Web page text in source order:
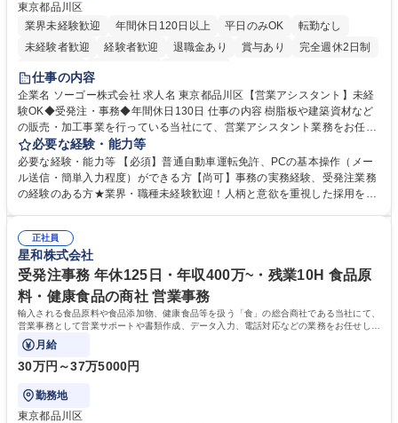
東京都品川区
業界未経験歓迎
年間休日120日以上 平日のみOK
転勤なし
未経験者歓迎
経験者歓迎 退職金あり 賞与あり
完全週休2日制
交通費支給
仕事の内容
企業名 ソーゴー株式会社 求人名 東京都品川区【営業アシスタント】未経
験OK◆受発注・事務◆年間休日130日 仕事の内容 樹脂板や建築資材など
の販売・加工事業を行っている当社にて、営業アシスタント業務をお任せ
いたします。注文対応やWebデータの出力、各所への発注・加工依頼のほ
か、電話・メール対応等の事務業務を担当します。 ■受注・発注業務：FA
Xによる注文対応、Web発注データのプリントアウト、各仕入先・協力会
社への発注および加工依頼等 ■納品書・請求書の作成および発送手配 ■商
当社の指定する業務 募集職種 東京都品川区【営業アシスタント】未経験O
K◆受発注・事務◆年間休日130日
必要な経験・能力等
必要な経験・能力等 【必須】普通自動車運転免許、PCの基本操作（メー
ル送信・簡単入力程度）ができる方【尚可】事務の実務経験、受発注業務
の経験のある方★業界・職種未経験歓迎！人柄と意欲を重視した採用を行
変化に臨機応変かつ柔軟に対応できる方、約束を守り正確に作業を進めら
れる方を求めています。高度なPCスキルや関数知識は一切不要です。丁
寧な指導体制が整っているため、安心してお仕事をスタートしていただけ
ます。 学歴・資格 学歴：大学院 大学 高専 短大 専修学校 高校 語学力：
資格：
正社員
星和株式会社
受発注事務 年休125日・年収400万~・残業10H 食品原
料・健康食品の商社 営業事務
輸入される食品原料や食品添加物、健康食品等を扱う「食」の総合商社である当社にて、
営業事務として営業サポートや書類作成、データ入力、電話対応などの業務をお任せしま
す。
月給
30万円～37万5000円
勤務地
東京都品川区